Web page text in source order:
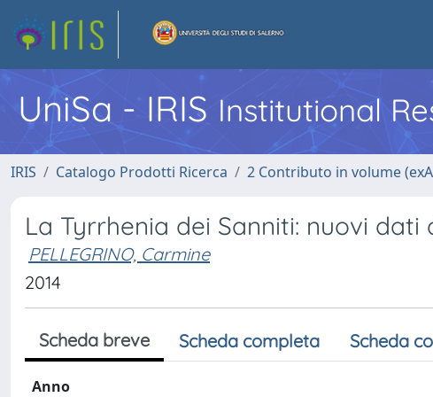
UniSa - IRIS Institutional
IRIS Catalogo Prodotti Ricerca 2 Contributo in volume
La Tyrrhenia dei Sanniti: nuovi
PELLEGRINO, Carmine
2014
Scheda breve Scheda completa Scheda
Anno